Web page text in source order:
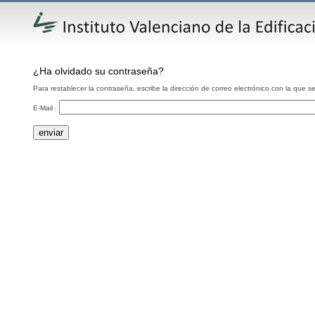
¿Ha olvidado su contraseña?
Para restablecer la contraseña, escribe la dirección de correo electrónico con la que
E-Mail :